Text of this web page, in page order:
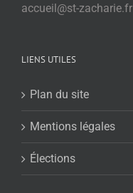
accueil@st-zacharie.fr
LIENS UTILES
Plan du site
Mentions légales
Élections